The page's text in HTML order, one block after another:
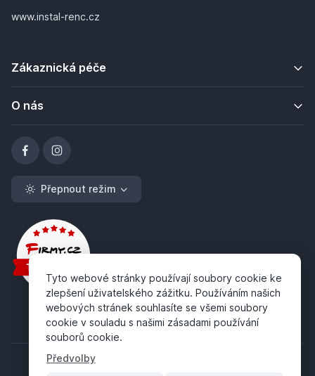
www.instal-renc.cz
Zákaznická péče
O nás
Přepnout režim
Tyto webové stránky používají soubory cookie ke
zlepšení uživatelského zážitku. Používáním našich
webových stránek souhlasíte se všemi soubory
cookie v souladu s našimi zásadami používání
souborů cookie.
Předvolby